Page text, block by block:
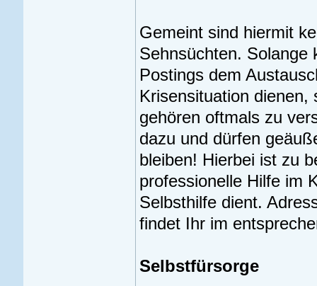
Gemeint sind hiermit
Sehnsüchten. Solange
Postings dem
Krisensituation
gehören oftmals zu
dazu und dürfen
bleiben! Hierbei ist zu
professionelle Hilfe im
Selbsthilfe dient.
findet Ihr im
Selbstfürsorge